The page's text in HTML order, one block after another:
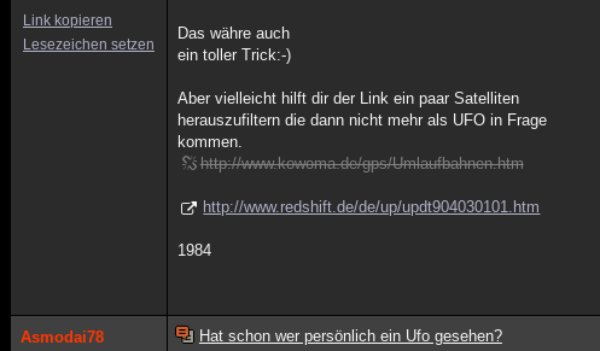
Link kopieren
Lesezeichen setzen
Das währe auch
ein toller Trick:-)
Aber vielleicht hilft dir der Link ein paar Satelliten
herauszufiltern die dann nicht mehr als UFO in Frage
kommen.
http://www.kowoma.de/gps/Umlaufbahnen.htm
http://www.redshift.de/de/up/updt904030101.htm
1984
Asmodai78 Hat schon wer persönlich ein Ufo gesehen?